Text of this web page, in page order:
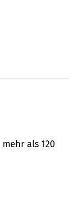
als 120